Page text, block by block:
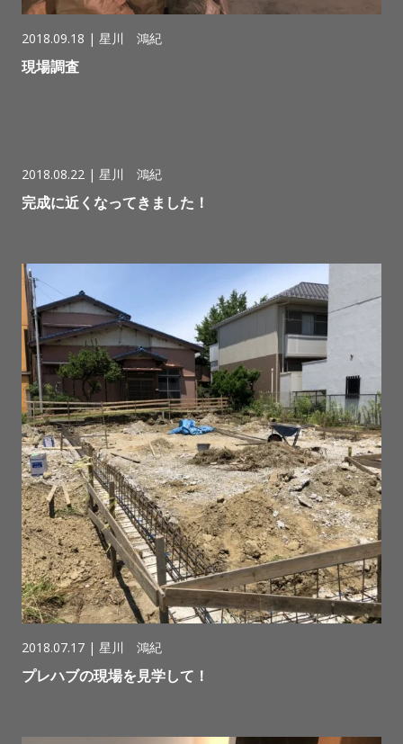
2018.09.18 | 星川 鴻紀
現場調査
2018.08.22 | 星川 鴻紀
完成に近くなってきました！
2018.07.17 | 星川 鴻紀
プレハブの現場を見学して！